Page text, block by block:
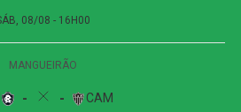
de 2026 (quarta-feira)
Brasília)